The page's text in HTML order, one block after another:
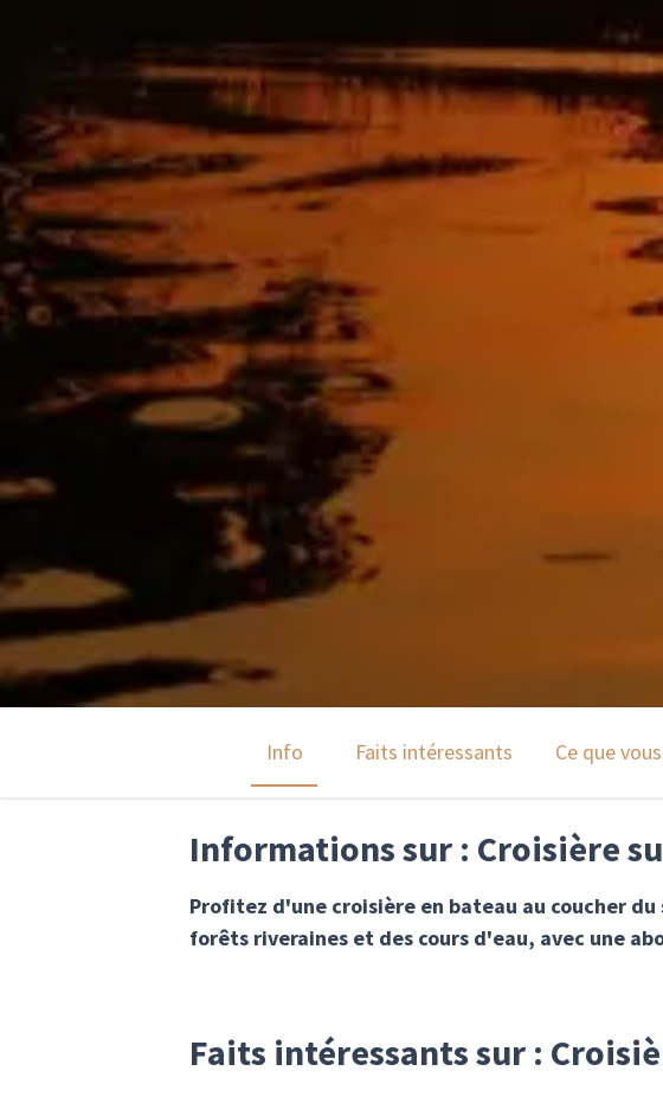
Info Faits intéressants Ce que
Informations sur : Croisière
Profitez d'une croisière en bateau au coucher
forêts riveraines et des cours d'eau, avec une
Faits intéressants sur :